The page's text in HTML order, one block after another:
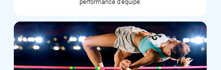
performance d’équipe.